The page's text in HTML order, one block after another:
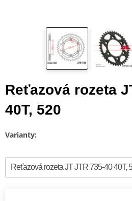
Reťazová rozeta
40T, 520
Varianty: